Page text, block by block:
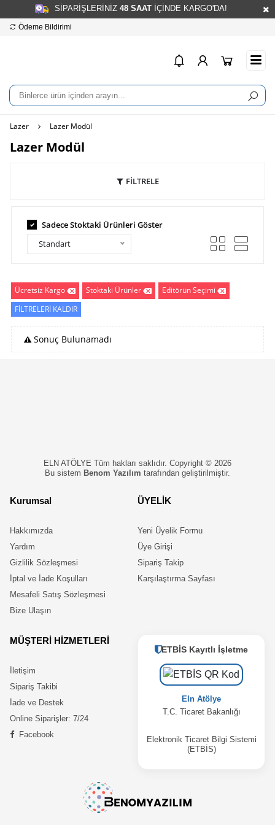
SİPARİŞLERİNİZ 48SAATİÇİNDE KARGO'DA!
Ödeme Bildirimi
Lazer Lazer Modül
Lazer Modül
FİLTRELE
Sadece Stoktaki Ürünleri Göster
Standart
Ücretsiz Kargo Stoktaki Ürünler
Editörün Seçimi
FİLTRELERİ KALDIR
Sonuç Bulunamadı
ELN ATÖLYE Tüm hakları saklıdır. Copyright © 2026
Bu sistem Benom Yazılım tarafından geliştirilmiştir.
Kurumsal
Hakkımızda
Yardım
Gizlilik Sözleşmesi
İptal ve İade Koşulları
Mesafeli Satış Sözleşmesi
Bize Ulaşın
ÜYELİK
Yeni Üyelik Formu
Üye Girişi
Sipariş Takip
Karşılaştırma Sayfası
MÜŞTERİ HİZMETLERİ
İletişim
Sipariş Takibi
İade ve Destek
Online Siparişler: 7/24
Facebook
ETBİS Kayıtlı İşletme
Eln Atölye
T.C. Ticaret Bakanlığı
Elektronik Ticaret Bilgi Sistemi
(ETBİS)